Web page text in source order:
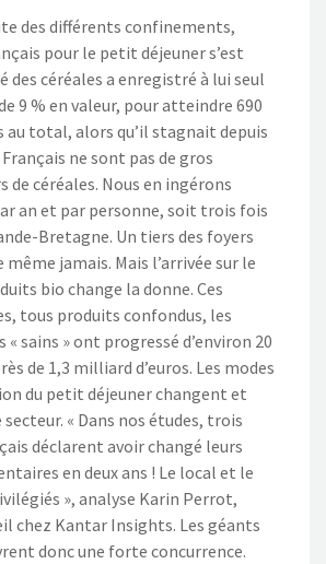
des différents confinements,
pour le petit déjeuner s’est
des céréales a enregistré à lui seul
9 % en valeur, pour atteindre 690
au total, alors qu’il stagnait depuis
Français ne sont pas de gros
de céréales. Nous en ingérons
an et par personne, soit trois fois
Bretagne. Un tiers des foyers
même jamais. Mais l’arrivée sur le
bio change la donne. Ces
tous produits confondus, les
sains » ont progressé d’environ 20
de 1,3 milliard d’euros. Les modes
du petit déjeuner changent et
« Dans nos études, trois
déclarent avoir changé leurs
en deux ans ! Le local et le
», analyse Karin Perrot,
chez Kantar Insights. Les géants
donc une forte concurrence.